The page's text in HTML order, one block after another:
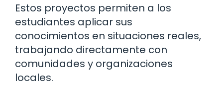
Estos proyectos permiten a los
estudiantes aplicar sus
conocimientos en situaciones reales,
trabajando directamente con
comunidades y organizaciones
locales.